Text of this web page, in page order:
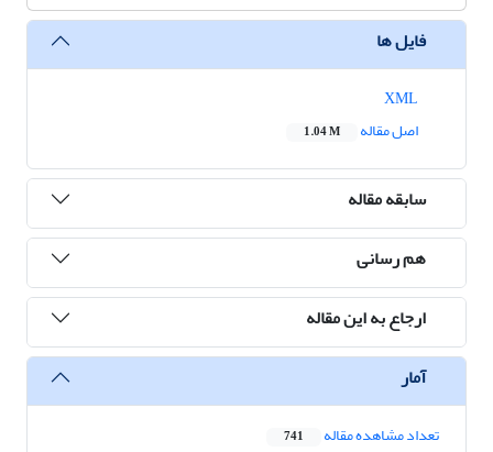
فایل ها
اصل مقاله
1.04 M
سابقه مقاله
هم رسانی
ارجاع به این مقاله
آمار
تعداد مشاهده مقاله 741